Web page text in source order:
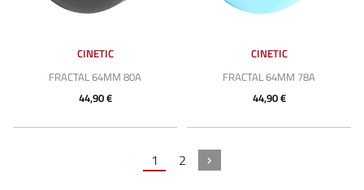
CINETIC
FRACTAL 64MM 80A
44,90 €
CINETIC
FRACTAL 64MM 78A
44,90 €
1 2